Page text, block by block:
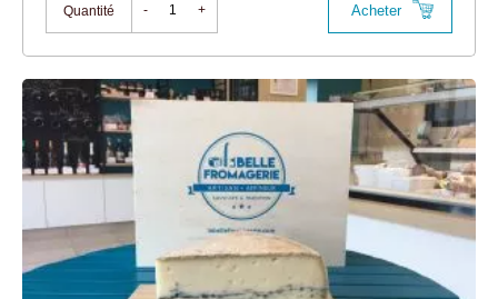
Quantité - + Acheter